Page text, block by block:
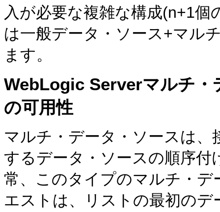
入が必要な複雑な構成(n+1
は一般データ・ソース+マル
ます。
WebLogic Serverマルチ・
の可用性
マルチ・データ・ソースは
するデータ・ソースの順序
常、このタイプのマルチ・
エストは、リストの最初の